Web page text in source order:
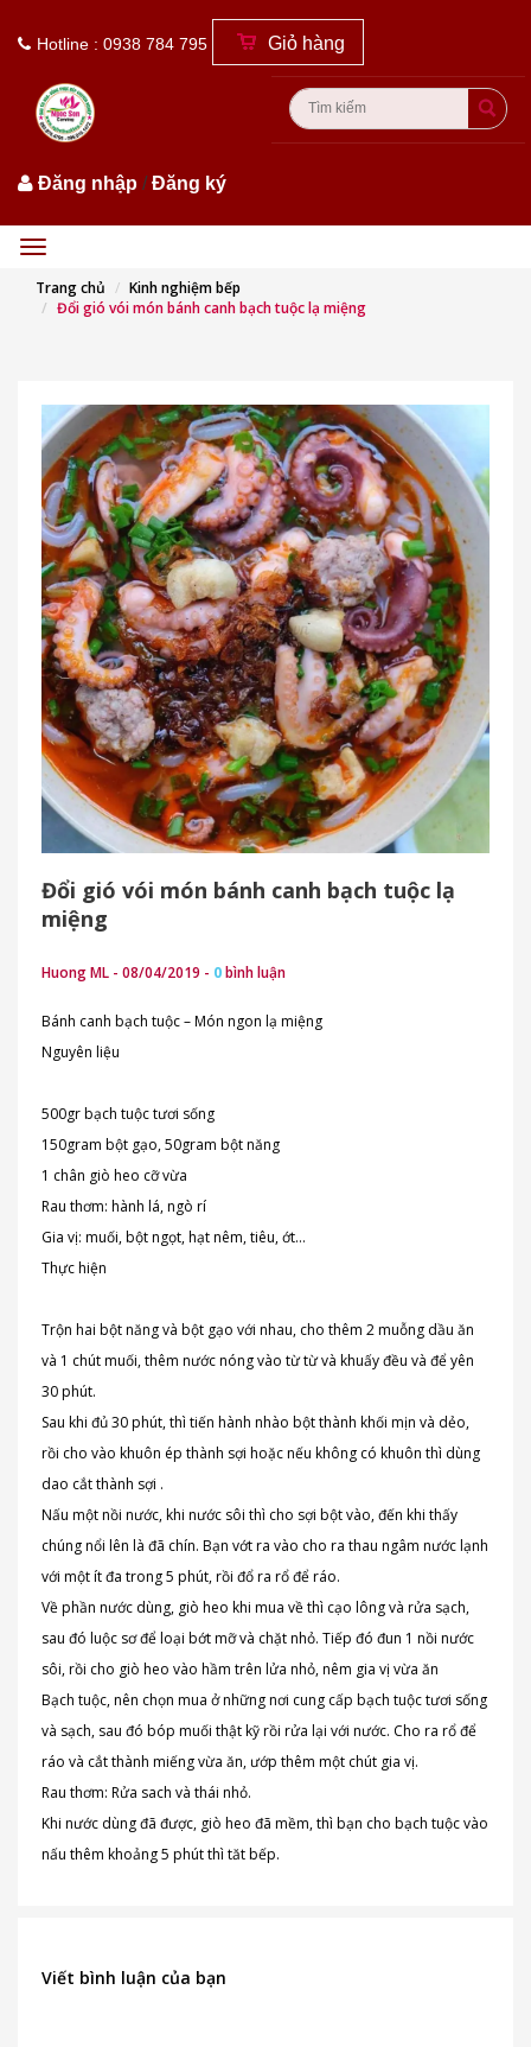
Hotline : 0938 784 795 Giỏ hàng
Đăng nhập /Đăng ký
Menu
Trang chủ
Kinh nghiệm bếp
Đổi gió vói món bánh canh bạch tuộc lạ miệng
Đổi gió vói món bánh canh bạch tuộc lạ
miệng
Huong ML - 08/04/2019 - 0bình luận
Bánh canh bạch tuộc – Món ngon lạ miệng
Nguyên liệu
500gr bạch tuộc tươi sống
150gram bột gạo, 50gram bột năng
1 chân giò heo cỡ vừa
Rau thơm: hành lá, ngò rí
Gia vị: muối, bột ngọt, hạt nêm, tiêu, ớt…
Thực hiện
Trộn hai bột năng và bột gạo với nhau, cho thêm 2 muỗng dầu ăn
và 1 chút muối, thêm nước nóng vào từ từ và khuấy đều và để yên
30 phút.
Sau khi đủ 30 phút, thì tiến hành nhào bột thành khối mịn và dẻo,
rồi cho vào khuôn ép thành sợi hoặc nếu không có khuôn thì dùng
dao cắt thành sợi .
Nấu một nồi nước, khi nước sôi thì cho sợi bột vào, đến khi thấy
chúng nổi lên là đã chín. Bạn vớt ra vào cho ra thau ngâm nước lạnh
với một ít đa trong 5 phút, rồi đổ ra rổ để ráo.
Về phần nước dùng, giò heo khi mua về thì cạo lông và rửa sạch,
sau đó luộc sơ để loại bớt mỡ và chặt nhỏ. Tiếp đó đun 1 nồi nước
sôi, rồi cho giò heo vào hầm trên lửa nhỏ, nêm gia vị vừa ăn
Bạch tuộc, nên chọn mua ở những nơi cung cấp bạch tuộc tươi sống
và sạch, sau đó bóp muối thật kỹ rồi rửa lại với nước. Cho ra rổ để
ráo và cắt thành miếng vừa ăn, ướp thêm một chút gia vị.
Rau thơm: Rửa sach và thái nhỏ.
Khi nước dùng đã được, giò heo đã mềm, thì bạn cho bạch tuộc vào
nấu thêm khoảng 5 phút thì tăt bếp.
Viết bình luận của bạn